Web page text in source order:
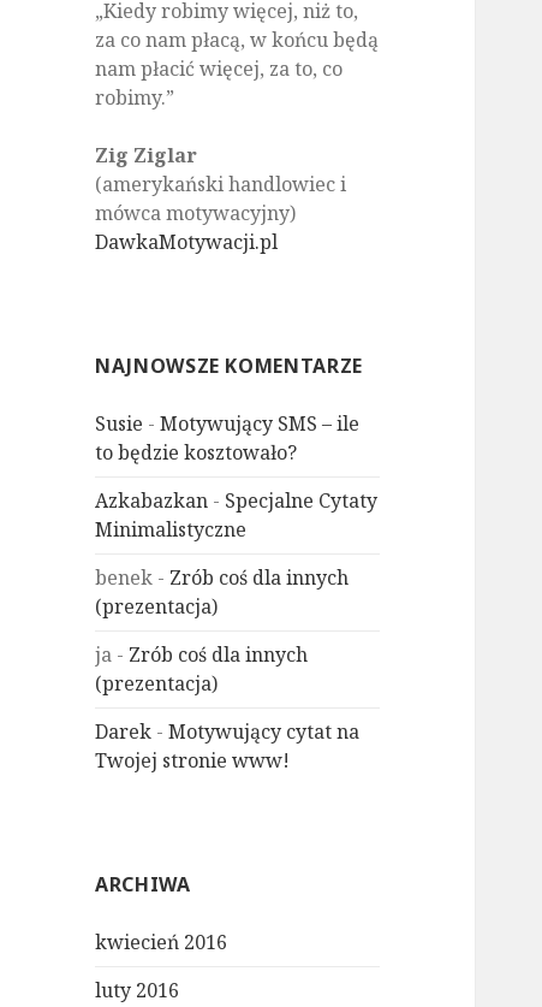
„Kiedy robimy więcej, niż to,
za co nam płacą, w końcu będą
nam płacić więcej, za to, co
robimy.”
Zig Ziglar
(amerykański handlowiec i
mówca motywacyjny)
DawkaMotywacji.pl
NAJNOWSZE KOMENTARZE
Susie -Motywujący SMS – ile
to będzie kosztowało?
Azkabazkan - Specjalne Cytaty
Minimalistyczne
benek - Zrób coś dla innych
(prezentacja)
ja - Zrób coś dla innych
(prezentacja)
Darek -Motywujący cytat na
Twojej stronie www!
ARCHIWA
kwiecień 2016
luty 2016